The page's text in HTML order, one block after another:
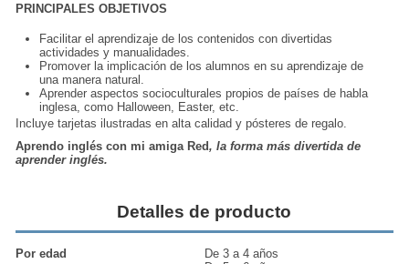
PRINCIPALES OBJETIVOS
Facilitar elaprendizaje de los contenidos con divertidas
actividades y manualidades.
Promover la implicación de los alumnos en su aprendizaje de
una manera natural.
Aprender aspectos socioculturales propios de países de habla
inglesa, como Halloween, Easter, etc.
Incluye tarjetas ilustradas en alta calidad ypósteres de regalo
Aprendo inglés con mi amiga Red, la forma más divertida de
aprender inglés.
Detalles de producto
Por edad
De 3 a 4 años